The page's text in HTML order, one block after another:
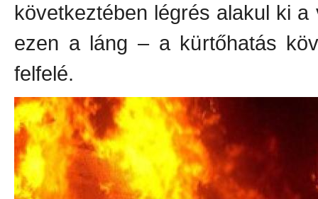
következtében légrés alakul ki
ezen a láng – a kürtőhatás
felfelé.